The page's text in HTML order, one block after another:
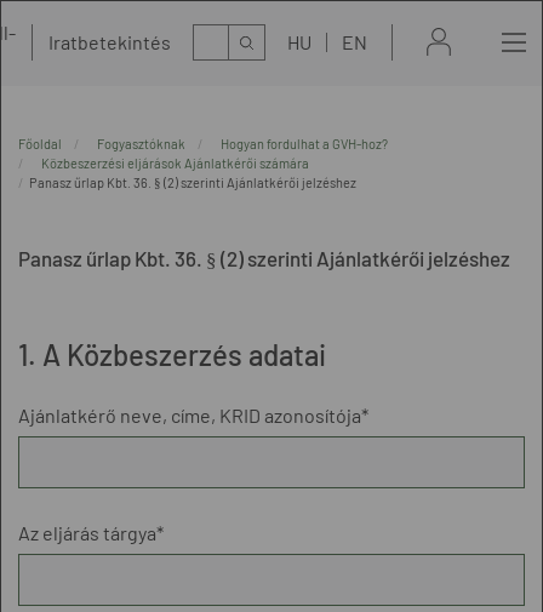
Iratbetekintés Kereső HU EN
Főoldal Fogyasztóknak
Hogyan fordulhat a GVH-hoz?
Közbeszerzési eljárások Ajánlatkérői számára
Panasz űrlap Kbt. 36. § (2) szerinti Ajánlatkérői jelzéshez
Panasz űrlap Kbt. 36. § (2) szerinti Ajánlatkérői jelzéshez
1. A Közbeszerzés adatai
Ajánlatkérő neve, címe, KRID azonosítója*
Az eljárás tárgya*